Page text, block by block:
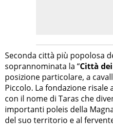
Seconda città più popolosa
soprannominata la “Città
posizione particolare, a
Piccolo. La fondazione risale
con il nome di Taras che
importanti poleis della
del suo territorio e al